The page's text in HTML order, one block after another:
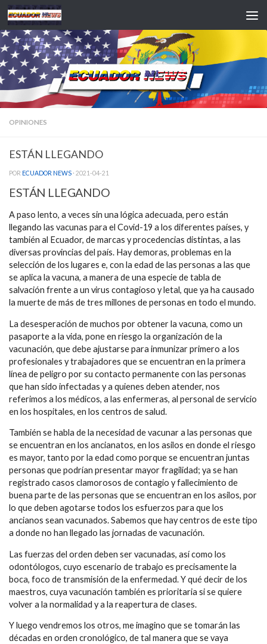
Saltar al contenido
OPINIONES
ESTÁN LLEGANDO
POR ECUADOR NEWS · 2021-04-21
ESTÁN LLEGANDO
A paso lento, a veces sin una lógica adecuada, pero están
llegando las vacunas para el Covid-19 a los diferentes países, y
también al Ecuador, de marcas y procedencias distintas, a las
diversas provincias del país. Hay demoras, problemas en la
selección de los lugares e, con la edad de las personas a las que
se aplica la vacuna, a manera de una especie de tabla de
salvación frente a un virus contagioso y letal, que ya ha causado
la muerte de más de tres millones de personas en todo el mundo.
La desesperación de muchos por obtener la vacuna, como un
pasaporte a la vida, pone en riesgo la organización de la
vacunación, que debe ajustarse para inmunizar primero a los
profesionales y trabajadores que se encuentran en la primera
línea de peligro por su contacto permanente con las personas
que han sido infectadas y a quienes deben atender, nos
referimos a los médicos, a las enfermeras, al personal de servicio
en los hospitales, en los centros de salud.
También se habla de la necesidad de vacunar a las personas que
se encuentran en los ancianatos, en los asilos en donde el riesgo
es mayor, tanto por la edad como porque se encuentran juntas
personas que podrían presentar mayor fragilidad; ya se han
registrado casos clamorosos de contagio y fallecimiento de
buena parte de las personas que se encuentran en los asilos, por
lo que deben agotarse todos los esfuerzos para que los
ancianos sean vacunados. Sabemos que hay centros de este tipo
a donde no han llegado las jornadas de vacunación.
Las fuerzas del orden deben ser vacunadas, así como los
odontólogos, cuyo escenario de trabajo es precisamente la
boca, foco de transmisión de la enfermedad. Y qué decir de los
maestros, cuya vacunación también es prioritaria si se quiere
volver a la normalidad y a la reapertura de clases.
Y luego vendremos los otros, me imagino que se tomarán las
décadas en orden cronológico, de tal manera que se vaya